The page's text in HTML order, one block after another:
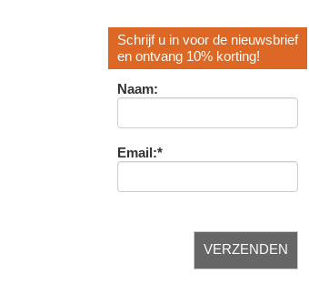
Schrijf u in voor de nieuwsbrief
en ontvang 10% korting!
Naam:
Email:*